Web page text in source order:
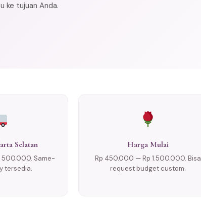
ke tujuan Anda.
Selatan
500.000. Same-
tersedia.
Harga Mulai
Rp 450.000 — Rp 1.500.000. Bisa
request budget custom.